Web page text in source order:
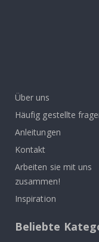
Über uns
Häufig gestellte
Anleitungen
Kontakt
Arbeiten sie mit uns
zusammen!
Inspiration
Beliebte